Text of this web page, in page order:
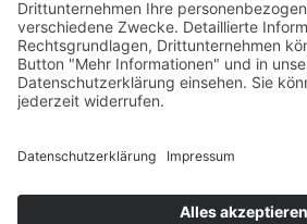
2. Juli 2008
Print on Demand
288 Seiten, 12 x 20 cm
Print 16,– € / E-Book 8,99 €